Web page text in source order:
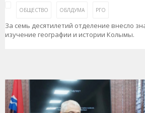
ОБЩЕСТВО ОБЛДУМА РГО
За семь десятилетий отделение внесло
изучение географии и истории Колымы.